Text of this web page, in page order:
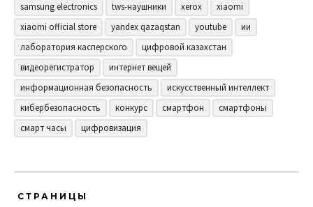
samsung electronics
tws-наушники xerox
xiaomi
xiaomi official store
yandex qazaqstan youtube
ии
лаборатория касперского
цифровой казахстан
видеорегистратор
интернет вещей
информационная безопасность
искусственный интеллект
кибербезопасность
конкурс смартфон
смартфоны
смарт часы
цифровизация
СТРАНИЦЫ